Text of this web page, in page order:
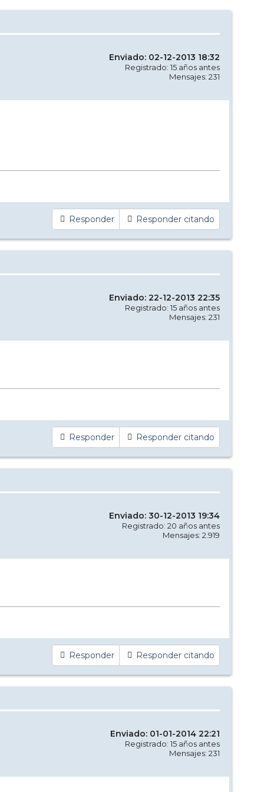
Enviado: 02-12-2013 18:32
Registrado: 15 años antes
Mensajes: 231
Responder Responder citando
Enviado: 22-12-2013 22:35
Registrado: 15 años antes
Mensajes: 231
Responder Responder citando
Enviado: 30-12-2013 19:34
Registrado: 20 años antes
Mensajes: 2.919
Responder Responder citando
Enviado: 01-01-2014 22:21
Registrado: 15 años antes
Mensajes: 231